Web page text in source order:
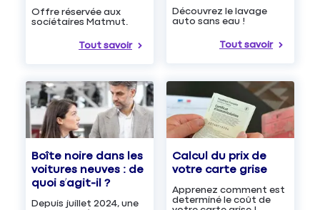
Offre réservée aux
sociétaires Matmut.
Tout savoir
Découvrez le lavage
auto sans eau !
Tout savoir
Boîte noire dans les
voitures neuves : de
quoi s’agit-il ?
Depuis juillet 2024, une
Calcul du prix de
votre carte grise
Apprenez comment est
determiné le coût de